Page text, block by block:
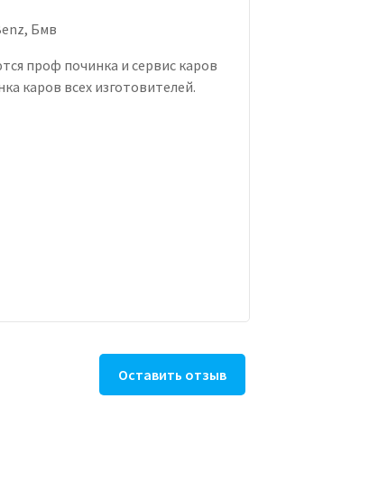
Бмв
проф починка и сервис каров
каров всех изготовителей.
Оставить отзыв